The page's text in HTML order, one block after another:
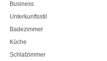
Business
Unterkunftsstil
Badezimmer
Küche
Schlafzimmer